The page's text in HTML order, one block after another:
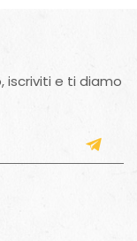
iscriviti e ti diamo